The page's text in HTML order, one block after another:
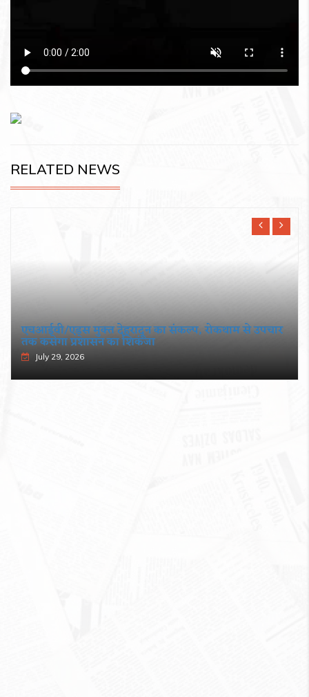
RELATED NEWS
एचआईवी/एड्स मुक्त देहरादून का संकल्प, रोकथाम से उपचार
तक कसेगा प्रशासन का शिकंजा
July 29, 2026